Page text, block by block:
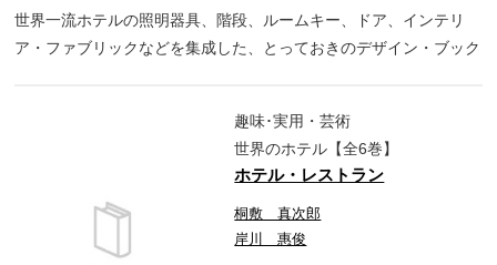
世界一流ホテルの照明器具、階段、ルームキー、ドア、インテリ
ア・ファブリックなどを集成した、とっておきのデザイン・ブック
趣味･実用・芸術
世界のホテル【全6巻】
ホテル・レストラン
桐敷 真次郎
岸川 惠俊